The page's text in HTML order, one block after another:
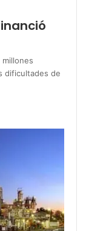
dificultades de